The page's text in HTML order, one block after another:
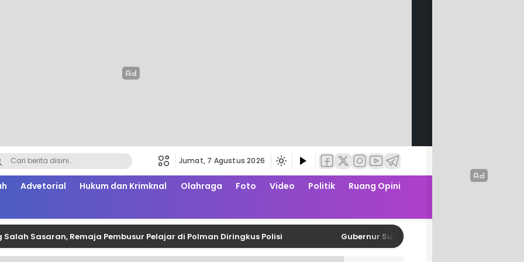
Jumat, 7 Agustus 2026
Advetorial Hukum dan Krimknal Olahraga Foto Video Politik
Ruang Opini
Remaja Pembusur Pelajar di Polman Diringkus Polisi Gubernur Sulbar Tegaskan Tidak Boleh Ada